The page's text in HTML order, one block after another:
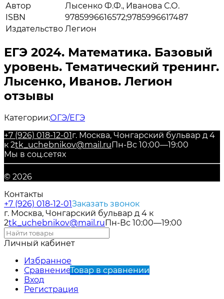
Автор
Лысенко Ф.Ф., Иванова С.О.
ISBN
9785996616572;9785996617487
Издательство Легион
ЕГЭ 2024. Математика. Базовый
уровень. Тематический тренинг.
Лысенко, Иванов. Легион
отзывы
Категории:ОГЭ/ЕГЭ
+7 (926) 018-12-01г. Москва, Чонгарский бульвар д 4
к 2tk_uchebnikov@mail.ruПн-Вс 10:00—19:00
Мы в соц.сетях
© 2026
Контакты
+7 (926) 018-12-01Заказать звонок
г. Москва, Чонгарский бульвар д 4 к
2tk_uchebnikov@mail.ruПн-Вс 10:00—19:00
Личный кабинет
Избранное
СравнениеТовар в сравнении
Вход
Регистрация